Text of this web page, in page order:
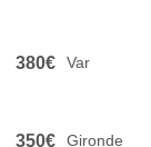
380€ Var
350€ Gironde